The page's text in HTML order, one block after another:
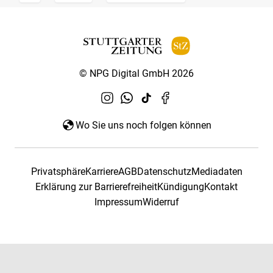
© NPG Digital GmbH 2026
Wo Sie uns noch folgen können
PrivatsphäreKarriereAGBDatenschutzMediadaten
Erklärung zur BarrierefreiheitKündigungKontakt
ImpressumWiderruf